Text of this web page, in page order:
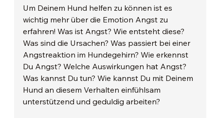
Um Deinem Hund helfen zu können ist es
wichtig mehr über die Emotion Angst zu
erfahren! Was ist Angst? Wie entsteht diese?
Was sind die Ursachen? Was passiert bei einer
Angstreaktion im Hundegehirn? Wie erkennst
Du Angst? Welche Auswirkungen hat Angst?
Was kannst Du tun? Wie kannst Du mit Deinem
Hund an diesem Verhalten einfühlsam
unterstützend und geduldig arbeiten?